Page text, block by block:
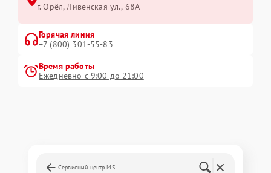
г. Орёл, Ливенская ул., 68А
Горячая линия
+7 (800) 301-55-83
Время работы
Ежедневно с 9:00 до 21:00
Сервисный центр MSI